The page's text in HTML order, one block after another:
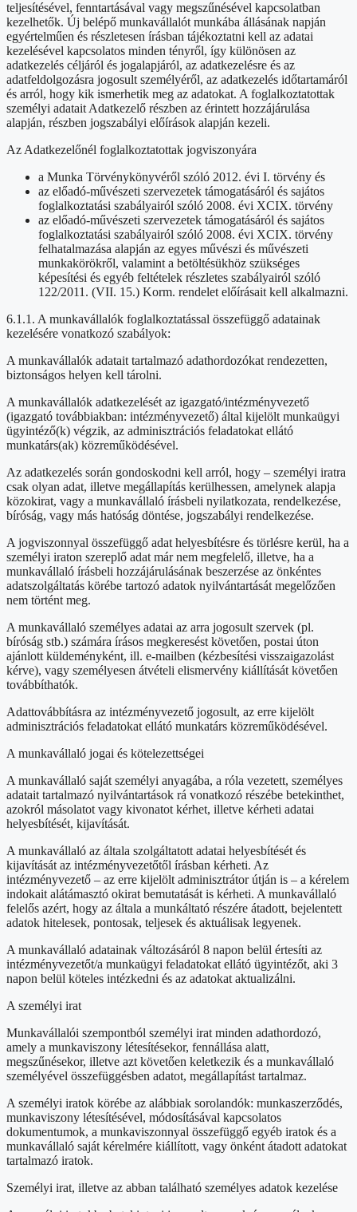
teljesítésével, fenntartásával vagy megszűnésével kapcsolatban
kezelhetők. Új belépő munkavállalót munkába állásának napján
egyértelműen és részletesen írásban tájékoztatni kell az adatai
kezelésével kapcsolatos minden tényről, így különösen az
adatkezelés céljáról és jogalapjáról, az adatkezelésre és az
adatfeldolgozásra jogosult személyéről, az adatkezelés időtartamáról
és arról, hogy kik ismerhetik meg az adatokat. A foglalkoztatottak
személyi adatait Adatkezelő részben az érintett hozzájárulása
alapján, részben jogszabályi előírások alapján kezeli.
Az Adatkezelőnél foglalkoztatottak jogviszonyára
a Munka Törvénykönyvéről szóló 2012. évi I. törvény és
az előadó-művészeti szervezetek támogatásáról és sajátos
foglalkoztatási szabályairól szóló 2008. évi XCIX. törvény
az előadó-művészeti szervezetek támogatásáról és sajátos
foglalkoztatási szabályairól szóló 2008. évi XCIX. törvény
felhatalmazása alapján az egyes művészi és művészeti
munkakörökről, valamint a betöltésükhöz szükséges
képesítési és egyéb feltételek részletes szabályairól szóló
122/2011. (VII. 15.) Korm. rendelet előírásait kell alkalmazni.
6.1.1. A munkavállalók foglalkoztatással összefüggő adatainak
kezelésére vonatkozó szabályok:
A munkavállalók adatait tartalmazó adathordozókat rendezetten,
biztonságos helyen kell tárolni.
A munkavállalók adatkezelését az igazgató/intézményvezető
(igazgató továbbiakban: intézményvezető) által kijelölt munkaügyi
ügyintéző(k) végzik, az adminisztrációs feladatokat ellátó
munkatárs(ak) közreműködésével.
Az adatkezelés során gondoskodni kell arról, hogy – személyi iratra
csak olyan adat, illetve megállapítás kerülhessen, amelynek alapja
közokirat, vagy a munkavállaló írásbeli nyilatkozata, rendelkezése,
bíróság, vagy más hatóság döntése, jogszabályi rendelkezése.
A jogviszonnyal összefüggő adat helyesbítésre és törlésre kerül, ha a
személyi iraton szereplő adat már nem megfelelő, illetve, ha a
munkavállaló írásbeli hozzájárulásának beszerzése az önkéntes
adatszolgáltatás körébe tartozó adatok nyilvántartását megelőzően
nem történt meg.
A munkavállaló személyes adatai az arra jogosult szervek (pl.
bíróság stb.) számára írásos megkeresést követően, postai úton
ajánlott küldeményként, ill. e-mailben (kézbesítési visszaigazolást
kérve), vagy személyesen átvételi elismervény kiállítását követően
továbbíthatók.
Adattovábbításra az intézményvezető jogosult, az erre kijelölt
adminisztrációs feladatokat ellátó munkatárs közreműködésével.
A munkavállaló jogai és kötelezettségei
A munkavállaló saját személyi anyagába, a róla vezetett, személyes
adatait tartalmazó nyilvántartások rá vonatkozó részébe betekinthet,
azokról másolatot vagy kivonatot kérhet, illetve kérheti adatai
helyesbítését, kijavítását.
A munkavállaló az általa szolgáltatott adatai helyesbítését és
kijavítását az intézményvezetőtől írásban kérheti. Az
intézményvezető – az erre kijelölt adminisztrátor útján is – a kérelem
indokait alátámasztó okirat bemutatását is kérheti. A munkavállaló
felelős azért, hogy az általa a munkáltató részére átadott, bejelentett
adatok hitelesek, pontosak, teljesek és aktuálisak legyenek.
A munkavállaló adatainak változásáról 8 napon belül értesíti az
intézményvezetőt/a munkaügyi feladatokat ellátó ügyintézőt, aki 3
napon belül köteles intézkedni és az adatokat aktualizálni.
A személyi irat
Munkavállalói szempontból személyi irat minden adathordozó,
amely a munkaviszony létesítésekor, fennállása alatt,
megszűnésekor, illetve azt követően keletkezik és a munkavállaló
személyével összefüggésben adatot, megállapítást tartalmaz.
A személyi iratok körébe az alábbiak sorolandók: munkaszerződés,
munkaviszony létesítésével, módosításával kapcsolatos
dokumentumok, a munkaviszonnyal összefüggő egyéb iratok és a
munkavállaló saját kérelmére kiállított, vagy önként átadott adatokat
tartalmazó iratok.
Személyi irat, illetve az abban található személyes adatok kezelése